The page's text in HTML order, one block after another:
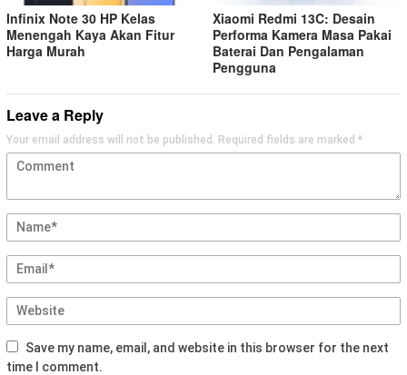
Infinix Note 30 HP Kelas
Menengah Kaya Akan Fitur
Harga Murah
Xiaomi Redmi 13C: Desain
Performa Kamera Masa Pakai
Baterai Dan Pengalaman
Pengguna
Leave a Reply
Your email address will not be published. Required fields are marked *
Save my name, email, and website in this browser for the next
time I comment.